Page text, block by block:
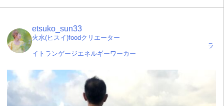
etsuko_sun33
火水(ヒスイ)foodクリエーター
ラ
イトランゲージエネルギーワーカー